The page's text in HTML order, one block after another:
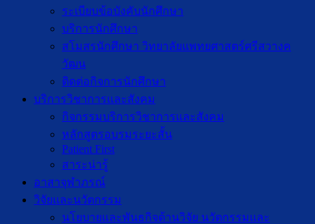
ระเบียบข้อบังคับนักศึกษา
บริการนักศึกษา
สโมสรนักศึกษา วิทยาลัยแพทยศาสตร์ศรีสวางค
วัฒน
ติดต่อกิจการนักศึกษา
บริการวิชาการและสังคม
กิจกรรมบริการวิชาการและสังคม
หลักสูตรอบรมระยะสั้น
Patient First
สาระน่ารู้
อาสาจุฬาภรณ์
วิจัยและนวัตกรรม
นโยบายและพันธกิจด้านวิจัย นวัตกรรมและ